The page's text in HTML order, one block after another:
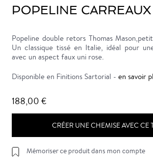
POPELINE
Popeline double retors Thomas
Un classique tissé en Italie, idéal pour
avec un aspect faux uni rose.
Disponible en Finitions Sartorial - en savoir
188,00 €
CRÉER UNE CHEMISE AVEC CE
Mémoriser ce produit dans mon compte